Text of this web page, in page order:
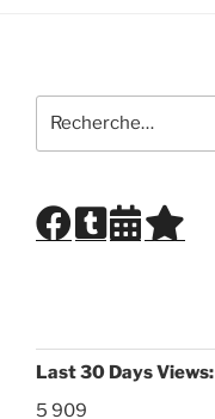
pour
Last 30 Days Views:
5 909